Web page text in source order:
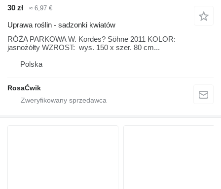
30 zł
≈ 6,97 €
Uprawa roślin - sadzonki kwiatów
RÓŻA PARKOWA W. Kordes? Söhne 2011 KOLOR:
jasnożółty WZROST: wys. 150 x szer. 80 cm...
Polska
RosaĆwik